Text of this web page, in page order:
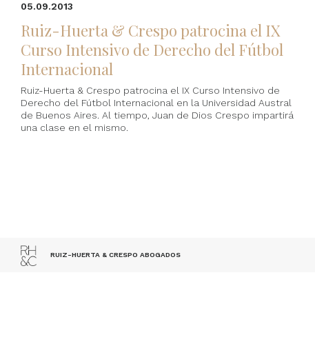
05.09.2013
Ruiz-Huerta & Crespo patrocina el IX
Curso Intensivo de Derecho del Fútbol
Internacional
Ruiz-Huerta & Crespo patrocina el IX Curso Intensivo de
Derecho del Fútbol Internacional en la Universidad Austral
de Buenos Aires. Al tiempo, Juan de Dios Crespo impartirá
una clase en el mismo.
RUIZ-HUERTA & CRESPO ABOGADOS